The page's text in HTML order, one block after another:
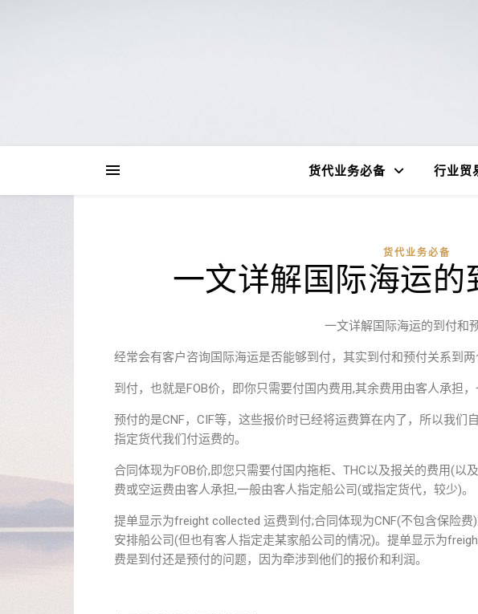
货代业务必备 行业贸
货代业务必备
一文详解国际海运的
一文详解国际海运的到付和
经常会有客户咨询国际海运是否能够到付，其实到付和预付关系到两
到付，也就是FOB价，即你只需要付国内费用,其余费用由客人承担，
预付的是CNF，CIF等，这些报价时已经将运费算在内了，所以我们
指定货代我们付运费的。
合同体现为FOB价,即您只需要付国内拖柜、THC以及报关的费用(以
费或空运费由客人承担,一般由客人指定船公司(或指定货代，较少)。
提单显示为freight collected 运费到付;合同体现为CNF(不包含保险
安排船公司(但也有客人指定走某家船公司的情况)。提单显示为
费是到付还是预付的问题，因为牵涉到他们的报价和利润。